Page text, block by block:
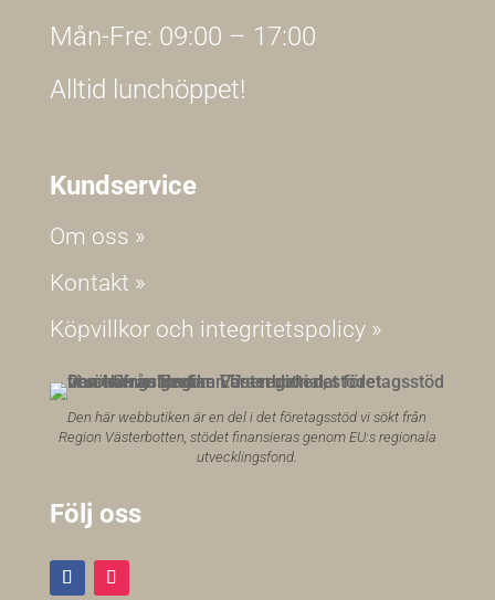
Mån-Fre: 09:00 – 17:00
Alltid lunchöppet!
Kundservice
Om oss »
Kontakt »
Köpvillkor och integritetspolicy »
Den här webbutiken är en del i det företagsstöd vi sökt från
Region Västerbotten, stödet finansieras genom EU:s regionala
utvecklingsfond.
Följ oss